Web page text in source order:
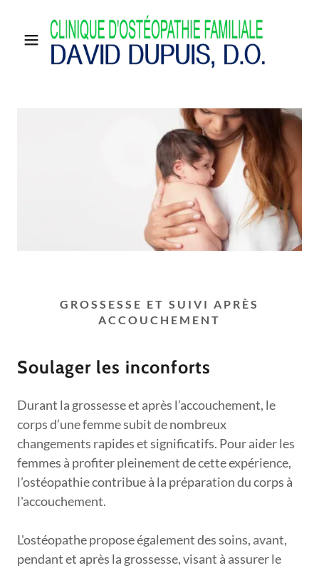
GROSSESSE ET SUIVI APRÈS
ACCOUCHEMENT
Soulager les inconforts
Durant la grossesse et après l’accouchement, le
corps d’une femme subit de nombreux
changements rapides et significatifs. Pour aider les
femmes à profiter pleinement de cette expérience,
l’ostéopathie contribue à la préparation du corps à
l'accouchement.
L'ostéopathe propose également des soins, avant,
pendant et après la grossesse, visant à assurer le